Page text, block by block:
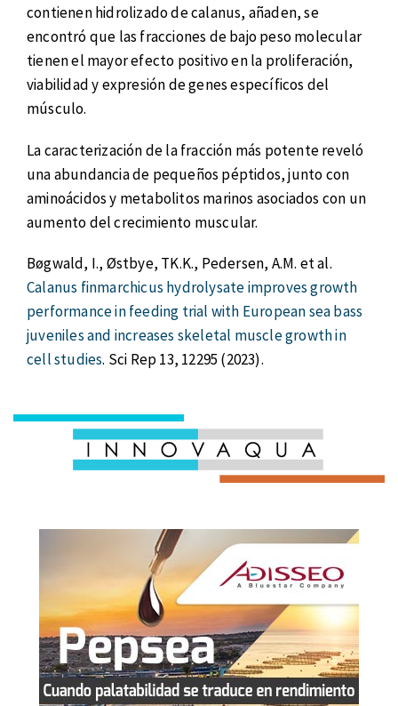
contienen hidrolizado de calanus, añaden, se
encontró que las fracciones de bajo peso molecular
tienen el mayor efecto positivo en la proliferación,
viabilidad y expresión de genes específicos del
músculo.
La caracterización de la fracción más potente reveló
una abundancia de pequeños péptidos, junto con
aminoácidos y metabolitos marinos asociados con un
aumento del crecimiento muscular.
Bøgwald, I., Østbye, TK.K., Pedersen, A.M. et al.
Calanus finmarchicus hydrolysate improves growth
performance in feeding trial with European sea bass
juveniles and increases skeletal muscle growth in
cell studies. Sci Rep 13, 12295 (2023).